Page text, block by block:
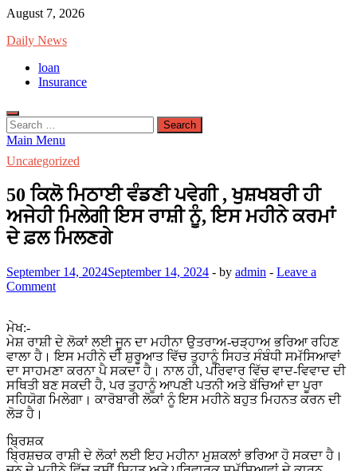
Skip
content
August 7, 2026
Daily News
loan
Insurance
Search
for:
Main Menu
Uncategorized
50 ਕਿਲੋ ਮਿਠਾਈ ਵੰਡਣੀ ਪਵੇਗੀ , ਖੁਸ਼ਖਬਰੀ ਹੀ
ਅਜੇਹੀ ਮਿਲੇਗੀ ਇਸ ਰਾਸ਼ੀ ਨੂੰ, ਇਸ ਮਹੀਨੇ ਕਰਮਾਂ
ਦੇ ਫ਼ਲ ਮਿਲਣਗੇ
September 14, 2024September 14, 2024 - by admin - Leave a
Comment
ਮੇਖ:-
ਮੇਸ਼ ਰਾਸ਼ੀ ਦੇ ਲੋਕਾਂ ਲਈ ਜੂਨ ਦਾ ਮਹੀਨਾ ਉਤਰਾਅ-ਚੜ੍ਹਾਅ ਭਰਿਆ ਰਹਿਣ
ਵਾਲਾ ਹੈ। ਇਸ ਮਹੀਨੇ ਦੀ ਸ਼ੁਰੂਆਤ ਵਿੱਚ ਤੁਹਾਨੂੰ ਸਿਹਤ ਸੰਬੰਧੀ ਸਮੱਸਿਆਵਾਂ
ਦਾ ਸਾਹਮਣਾ ਕਰਨਾ ਪੈ ਸਕਦਾ ਹੈ। ਨਾਲ ਹੀ, ਪਰਿਵਾਰ ਵਿੱਚ ਵਾਦ-ਵਿਵਾਦ ਦੀ
ਸਥਿਤੀ ਬਣ ਸਕਦੀ ਹੈ, ਪਰ ਤੁਹਾਨੂੰ ਆਪਣੀ ਪਤਨੀ ਅਤੇ ਬੱਚਿਆਂ ਦਾ ਪੂਰਾ
ਸਹਿਯੋਗ ਮਿਲੇਗਾ। ਕਾਰੋਬਾਰੀ ਲੋਕਾਂ ਨੂੰ ਇਸ ਮਹੀਨੇ ਬਹੁਤ ਮਿਹਨਤ ਕਰਨ ਦੀ
ਲੋੜ ਹੈ।
ਬ੍ਰਿਸ਼ਕ
ਬ੍ਰਿਸ਼ਚਕ ਰਾਸ਼ੀ ਦੇ ਲੋਕਾਂ ਲਈ ਇਹ ਮਹੀਨਾ ਮੁਸ਼ਕਲਾਂ ਭਰਿਆ ਹੋ ਸਕਦਾ ਹੈ।